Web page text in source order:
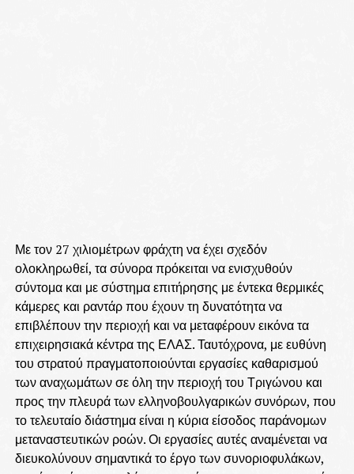
Με τον 27 χιλιομέτρων φράχτη να έχει σχεδόν
ολοκληρωθεί, τα σύνορα πρόκειται να ενισχυθούν
σύντομα και με σύστημα επιτήρησης με έντεκα θερμικές
κάμερες και ραντάρ που έχουν τη δυνατότητα να
επιβλέπουν την περιοχή και να μεταφέρουν εικόνα τα
επιχειρησιακά κέντρα της ΕΛΑΣ. Ταυτόχρονα, με ευθύνη
του στρατού πραγματοποιούνται εργασίες καθαρισμού
των αναχωμάτων σε όλη την περιοχή του Τριγώνου και
προς την πλευρά των ελληνοβουλγαρικών συνόρων, που
το τελευταίο διάστημα είναι η κύρια είσοδος παράνομων
μεταναστευτικών ροών. Οι εργασίες αυτές αναμένεται να
διευκολύνουν σημαντικά το έργο των συνοριοφυλάκων,